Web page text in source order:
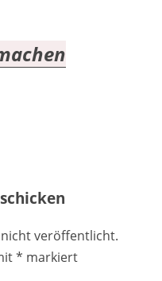
nicht veröffentlicht.
* markiert